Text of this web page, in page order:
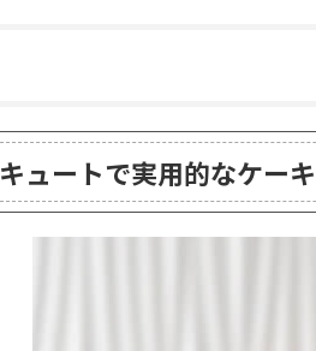
キュートで実用的なケー